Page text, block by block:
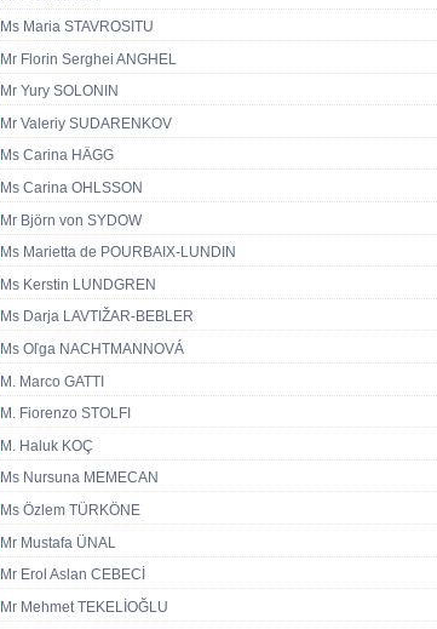
Ms Maria STAVROSITU
Mr Florin Serghei ANGHEL
Mr Yury SOLONIN
Mr Valeriy SUDARENKOV
Ms Carina HÄGG
Ms Carina OHLSSON
Mr Björn von SYDOW
Ms Marietta de POURBAIX-LUNDIN
Ms Kerstin LUNDGREN
Ms Darja LAVTIŽAR-BEBLER
Ms Oľga NACHTMANNOVÁ
M. Marco GATTI
M. Fiorenzo STOLFI
M. Haluk KOÇ
Ms Nursuna MEMECAN
Ms Özlem TÜRKÖNE
Mr Mustafa ÜNAL
Mr Erol Aslan CEBECİ
Mr Mehmet TEKELİOĞLU